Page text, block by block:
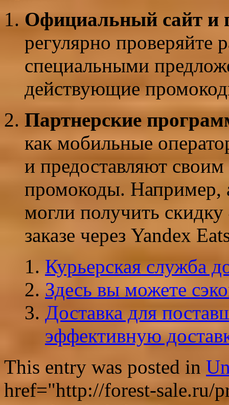
Официальный сайт и
регулярно проверяйте
специальными
действующие
Партнерские
как мобильные
и предоставляют
промокоды. Например,
могли получить
заказе через Yandex
Курьерская служба
Здесь вы можете
Доставка для
эффективную
This entry was posted in
href="http://forest-sale.ru/